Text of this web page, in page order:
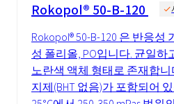
Rokopol® 50-B-120
Rokopol® 50-B-120 은 반응성
성 폴리올, PO입니다. 균일하
노란색 액체 형태로 존재합니
지제(BHT 없음)가 포함되어